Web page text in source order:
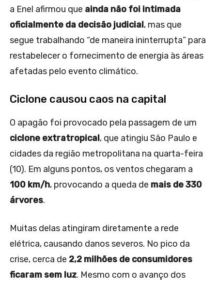
a Enel afirmou que ainda não foi intimada
oficialmente da decisão judicial, mas que
segue trabalhando “de maneira ininterrupta” para
restabelecer o fornecimento de energia às áreas
afetadas pelo evento climático.
Ciclone causou caos na capital
O apagão foi provocado pela passagem de um
ciclone extratropical, que atingiu São Paulo e
cidades da região metropolitana na quarta-feira
(10). Em alguns pontos, os ventos chegaram a
100 km/h, provocando a queda de mais de 330
árvores.
Muitas delas atingiram diretamente a rede
elétrica, causando danos severos. No pico da
crise, cerca de 2,2 milhões de consumidores
ficaram sem luz. Mesmo com o avanço dos